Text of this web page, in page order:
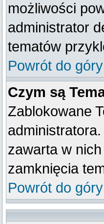
możliwości
administrator
tematów
Powrót do góry
Czym są
Zablokowane
zawarta w
zamknięcia
Powrót do góry